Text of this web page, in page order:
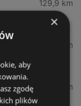
129,9 km
143,64 km
186,36 km
×
aby
zgodę
plików